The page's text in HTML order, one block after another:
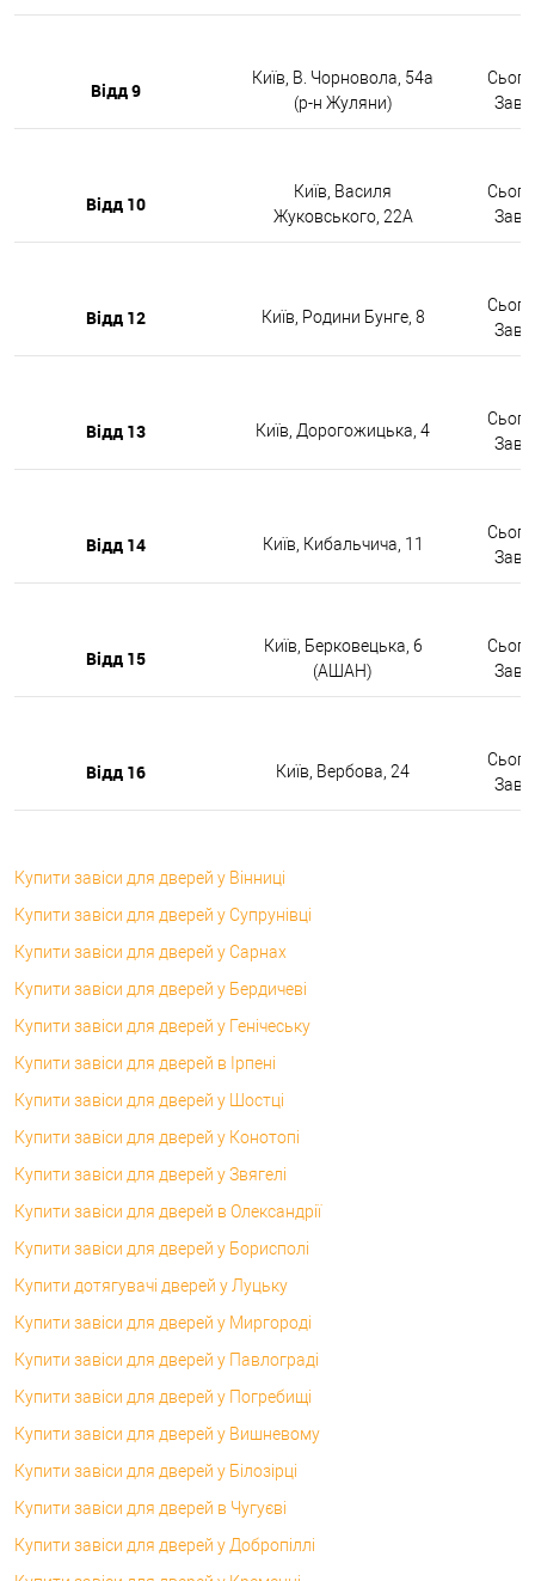
Відд 9
Київ, В. Чорновола, 54а
(р-н Жуляни)
Відд 10
Київ, Василя
Жуковського, 22А
Відд 12 Київ, Родини Бунге, 8
Відд 13 Київ, Дорогожицька, 4
Відд 14 Київ, Кибальчича, 11
Відд 15
Київ, Берковецька, 6
(АШАН)
Відд 16 Київ, Вербова, 24
Купити завіси для дверей у Вінниці
Купити завіси для дверей у Супрунівці
Купити завіси для дверей у Сарнах
Купити завіси для дверей у Бердичеві
Купити завіси для дверей у Генічеську
Купити завіси для дверей в Ірпені
Купити завіси для дверей у Шостці
Купити завіси для дверей у Конотопі
Купити завіси для дверей у Звягелі
Купити завіси для дверей в Олександрії
Купити завіси для дверей у Борисполі
Купити дотягувачі дверей у Луцьку
Купити завіси для дверей у Миргороді
Купити завіси для дверей у Павлограді
Купити завіси для дверей у Погребищі
Купити завіси для дверей у Вишневому
Купити завіси для дверей у Білозірці
Купити завіси для дверей в Чугуєві
Купити завіси для дверей у Добропіллі